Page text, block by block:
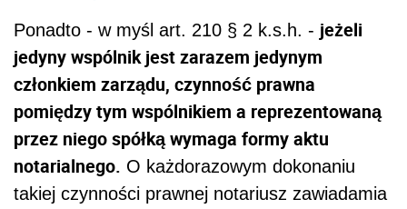
Ponadto - w myśl art. 210 § 2 k.s.h. - jeżeli
jedyny wspólnik jest zarazem jedynym
członkiem zarządu, czynność prawna
pomiędzy tym wspólnikiem a reprezentowaną
przez niego spółką wymaga formy aktu
notarialnego. O każdorazowym dokonaniu
takiej czynności prawnej notariusz zawiadamia